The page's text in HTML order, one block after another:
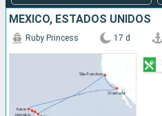
MÉXICO, ESTADOS UNIDOS
Ruby Princess 17 d